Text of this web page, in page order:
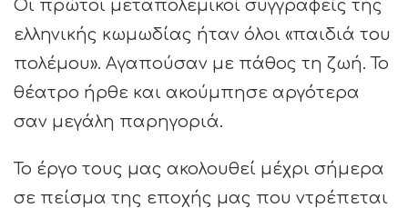
Οι πρώτοι μεταπολεμικοί συγγραφείς της
ελληνικής κωμωδίας ήταν όλοι «παιδιά του
πολέμου». Αγαπούσαν με πάθος τη ζωή. Το
θέατρο ήρθε και ακούμπησε αργότερα
σαν μεγάλη παρηγοριά.
Το έργο τους μας ακολουθεί μέχρι σήμερα
σε πείσμα της εποχής μας που ντρέπεται